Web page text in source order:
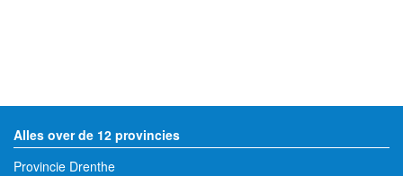
Alles over de 12 provincies
Provincie Drenthe